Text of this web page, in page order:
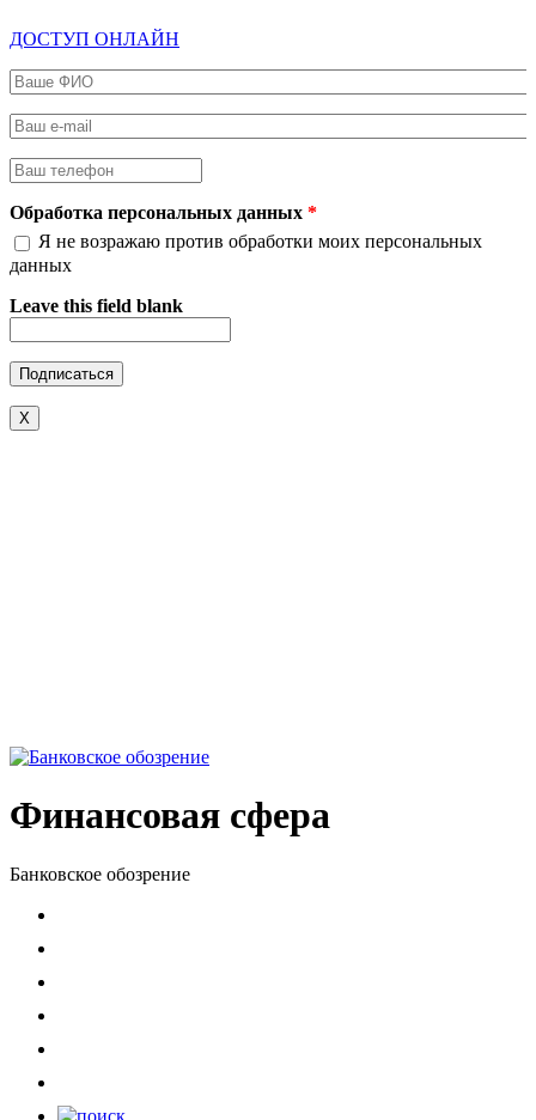
ДОСТУП ОНЛАЙН
Ваше ФИО
Ваш e-mail
Ваш телефон
Обработка персональных данных *
Я не возражаю против обработки моих персональных
данных
Leave this field blank
X
Финансовая сфера
Банковское обозрение